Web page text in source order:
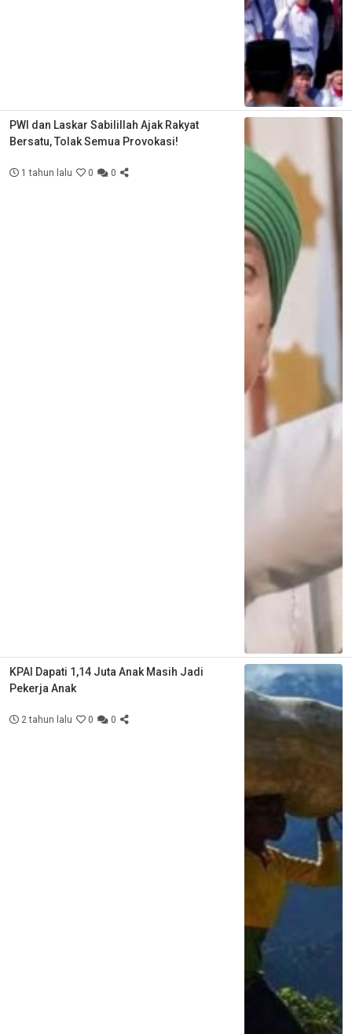
PWI dan Laskar Sabilillah Ajak Rakyat
Bersatu, Tolak Semua Provokasi!
1 tahun lalu 0 0
KPAI Dapati 1,14 Juta Anak Masih Jadi
Pekerja Anak
2 tahun lalu 0 0